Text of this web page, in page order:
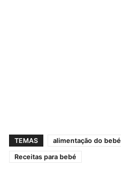
TEMAS alimentação do bebé
Receitas para bebé